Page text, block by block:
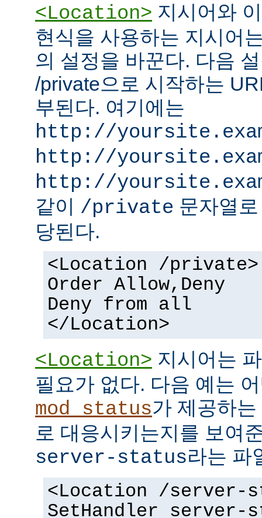
<Location> 지시어와
현식을 사용하는 지시어
의 설정을 바꾼다. 다음
/private으로 시작하는
부된다. 여기에는
http://
http://
http://
같이 /private 문자열
당된다.
<Location /private>
Order Allow,Deny
Deny from all
</Location>
<Location> 지시어는
필요가 없다. 다음 예는
mod_status가 제공하
로 대응시키는지를 보여
server-status라는 파
<Location /server-
SetHandler server-